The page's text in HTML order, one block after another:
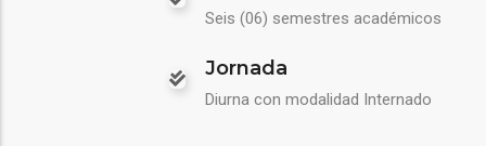
Seis (06) semestres académicos
Jornada
Diurna con modalidad Internado